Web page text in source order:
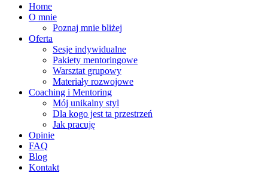
Home
O mnie
Poznaj mnie bliżej
Oferta
Sesje indywidualne
Pakiety mentoringowe
Warsztat grupowy
Materiały rozwojowe
Coaching i Mentoring
Mój unikalny styl
Dla kogo jest ta przestrzeń
Jak pracuję
Opinie
FAQ
Blog
Kontakt